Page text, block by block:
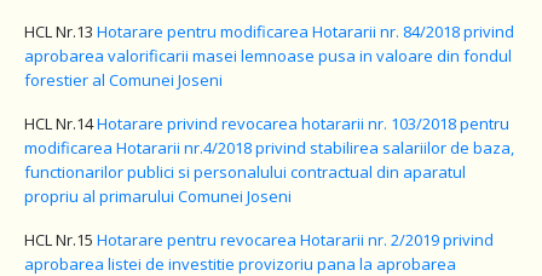
HCL Nr.13 Hotarare pentru modificarea Hotararii nr. 84/2018 privind
aprobarea valorificarii masei lemnoase pusa in valoare din fondul
forestier al Comunei Joseni
HCL Nr.14Hotarare privind revocarea hotararii nr. 103/2018 pentru
modificarea Hotararii nr.4/2018 privind stabilirea salariilor de baza,
functionarilor publici si personalului contractual din aparatul
propriu al primarului Comunei Joseni
HCL Nr.15 Hotarare pentru revocarea Hotararii nr. 2/2019 privind
aprobarea listei de investitie provizoriu pana la aprobarea